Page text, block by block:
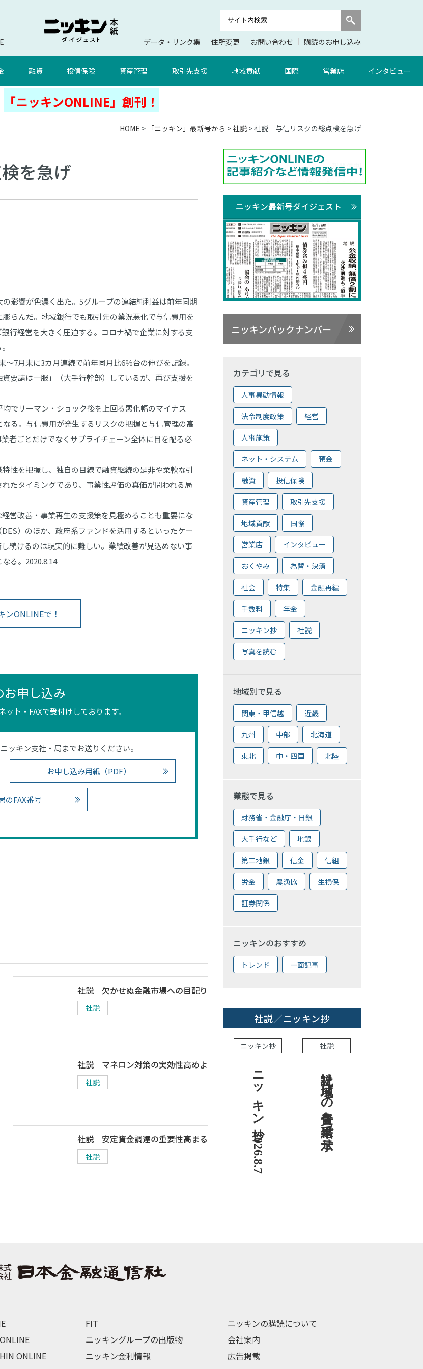
データ・リンク集 住所変更 お問い合わせ 購読のお申し込み
融資 投信保険 資産管理 取引先支援 地域貢献 国際 営業店 インタビュー
「ニッキンONLINE」創刊！
HOME > 「ニッキン」最新号から >社説 > 社説 与信リスクの総点検を急げ
を急げ
影響が色濃く出た。5グループの連結純利益は前年同期
らんだ。地域銀行でも取引先の業況悪化で与信費用を
行経営を大きく圧迫する。コロナ禍で企業に対する支
7月末に3カ月連続で前年同月比6％台の伸びを記録。
要請は一服」（大手行幹部）しているが、再び支援を
でリーマン・ショック後を上回る悪化幅のマイナス
る。与信費用が発生するリスクの把握と与信管理の高
者ごとだけでなくサプライチェーン全体に目を配る必
性を把握し、独自の目線で融資継続の是非や柔軟な引
たタイミングであり、事業性評価の真価が問われる局
営改善・事業再生の支援策を見極めることも重要にな
）のほか、政府系ファンドを活用するといったケー
続けるのは現実的に難しい。業績改善が見込めない事
る。2020.8.14
ンONLINEで！
お申し込み
ト・FAXで受付けしております。
ッキン支社・局までお送りください。
お申し込み用紙（PDF）
のFAX番号
社説 欠かせぬ金融市場への目配り
社説
社説 マネロン対策の実効性高めよ
社説
社説 安定資金調達の重要性高まる
社説
ニッキン最新号ダイジェスト
ニッキンバックナンバー
カテゴリで見る
人事異動情報
法令制度政策 経営
人事施策
ネット・システム 預金
融資 投信保険
資産管理 取引先支援
地域貢献 国際
営業店 インタビュー
おくやみ 為替・決済
社会 特集 金融再編
手数料 年金
ニッキン抄 社説
写真を読む
地域別で見る
関東・甲信越 近畿
九州 中部 北海道
東北 中・四国 北陸
業態で見る
財務省・金融庁・日銀
大手行など 地銀
第二地銀 信金 信組
労金 農漁協 生損保
証券関係
ニッキンのおすすめ
トレンド 一面記事
社説／ニッキン抄
ニッキン抄
ニッキン抄 2026.8.7
社説
社説 地域への責任を結果で示せ
ONLINE
FIT
ニッキングループの出版物
ニッキン金利情報
ニッキンの購読について
会社案内
広告掲載